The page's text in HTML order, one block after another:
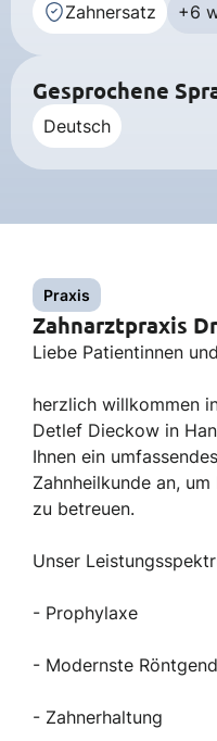
Zahnersatz
+6
Gesprochene
Deutsch
Praxis
Zahnarztpraxis
Liebe Patientinnen
herzlich willkommen
Detlef Dieckow in
Ihnen ein
Zahnheilkunde an,
zu betreuen.
Unser
- Prophylaxe
- Modernste
- Zahnerhaltung